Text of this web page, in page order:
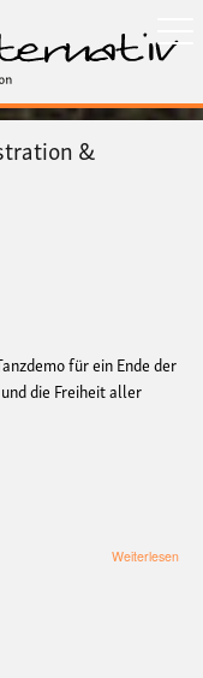
&
für ein Ende der
die Freiheit aller
Weiterlesen